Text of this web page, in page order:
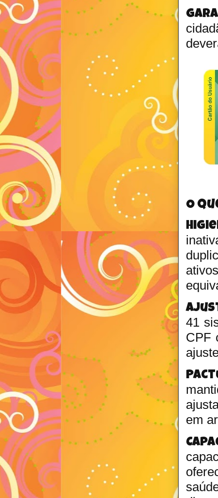
O
41
CPF
em